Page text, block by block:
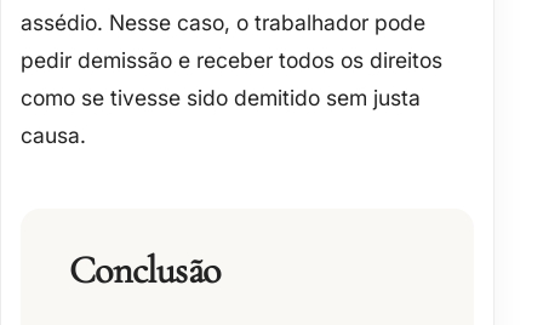
assédio. Nesse caso, o trabalhador pode
pedir demissão e receber todos os direitos
como se tivesse sido demitido sem justa
causa.
Conclusão